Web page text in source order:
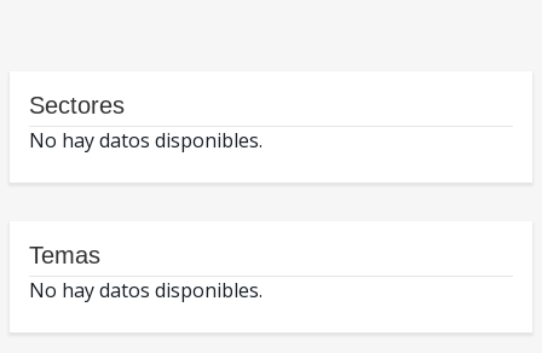
Sectores
No hay datos disponibles.
Temas
No hay datos disponibles.